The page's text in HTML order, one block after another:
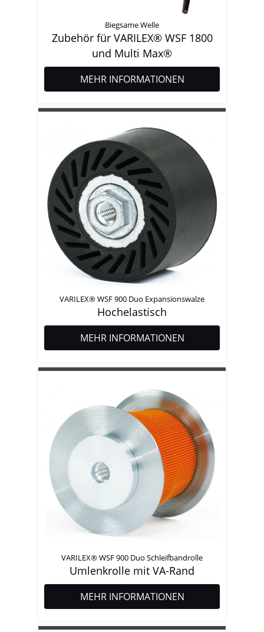
Biegsame Welle
Zubehör für VARILEX® WSF 1800
und Multi Max®
MEHR INFORMATIONEN
VARILEX® WSF 900 Duo Expansionswalze
Hochelastisch
MEHR INFORMATIONEN
VARILEX® WSF 900 Duo Schleifbandrolle
Umlenkrolle mit VA-Rand
MEHR INFORMATIONEN